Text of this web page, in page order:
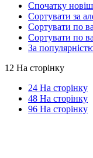
Спочатку
Сортувати за
Сортувати по
Сортувати по
За
12 На сторінку
24 На сторінку
48 На сторінку
96 На сторінку